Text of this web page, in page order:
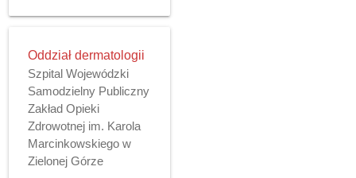
Oddział dermatologii
Szpital Wojewódzki
Samodzielny Publiczny
Zakład Opieki
Zdrowotnej im. Karola
Marcinkowskiego w
Zielonej Górze